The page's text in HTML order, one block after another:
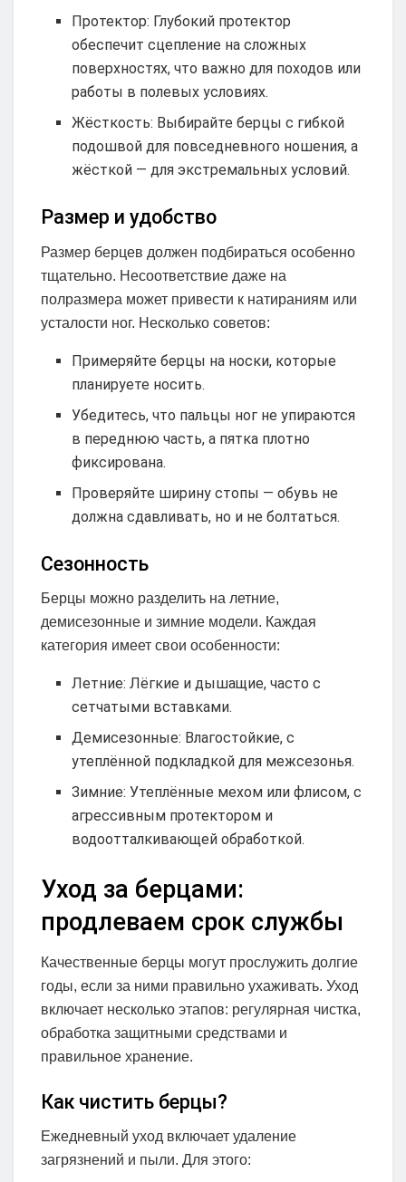
Протектор: Глубокий протектор
обеспечит сцепление на сложных
поверхностях, что важно для походов или
работы в полевых условиях.
Жёсткость: Выбирайте берцы с гибкой
подошвой для повседневного ношения, а
жёсткой — для экстремальных условий.
Размер и удобство
Размер берцев должен подбираться особенно
тщательно. Несоответствие даже на
полразмера может привести к натираниям или
усталости ног. Несколько советов:
Примеряйте берцы на носки, которые
планируете носить.
Убедитесь, что пальцы ног не упираются
в переднюю часть, а пятка плотно
фиксирована.
Проверяйте ширину стопы — обувь не
должна сдавливать, но и не болтаться.
Сезонность
Берцы можно разделить на летние,
демисезонные и зимние модели. Каждая
категория имеет свои особенности:
Летние: Лёгкие и дышащие, часто с
сетчатыми вставками.
Демисезонные: Влагостойкие, с
утеплённой подкладкой для межсезонья.
Зимние: Утеплённые мехом или флисом, с
агрессивным протектором и
водоотталкивающей обработкой.
Уход за берцами:
продлеваем срок службы
Качественные берцы могут прослужить долгие
годы, если за ними правильно ухаживать. Уход
включает несколько этапов: регулярная чистка,
обработка защитными средствами и
правильное хранение.
Как чистить берцы?
Ежедневный уход включает удаление
загрязнений и пыли. Для этого: